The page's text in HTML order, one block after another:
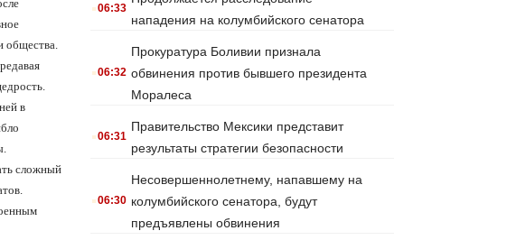
общества.
в
сложный
06:33
нападения на колумбийского сенатора
.06:32
Прокуратура Боливии признала
обвинения против бывшего президента
Моралеса
.06:31
Правительство Мексики представит
результаты стратегии безопасности
.06:30
Несовершеннолетнему, напавшему на
колумбийского сенатора, будут
предъявлены обвинения